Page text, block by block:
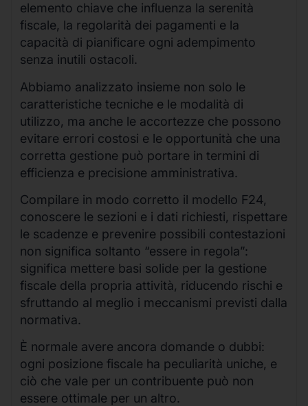
elemento chiave che influenza la serenità
fiscale, la regolarità dei pagamenti e la
capacità di pianificare ogni adempimento
senza inutili ostacoli.
Abbiamo analizzato insieme non solo le
caratteristiche tecniche e le modalità di
utilizzo, ma anche le accortezze che possono
evitare errori costosi e le opportunità che una
corretta gestione può portare in termini di
efficienza e precisione amministrativa.
Compilare in modo corretto il modello F24,
conoscere le sezioni e i dati richiesti, rispettare
le scadenze e prevenire possibili contestazioni
non significa soltanto “essere in regola”:
significa mettere basi solide per la gestione
fiscale della propria attività, riducendo rischi e
sfruttando al meglio i meccanismi previsti dalla
normativa.
È normale avere ancora domande o dubbi:
ogni posizione fiscale ha peculiarità uniche, e
ciò che vale per un contribuente può non
essere ottimale per un altro.